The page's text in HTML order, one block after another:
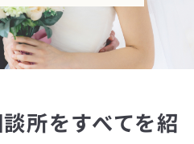
所をすべてを紹